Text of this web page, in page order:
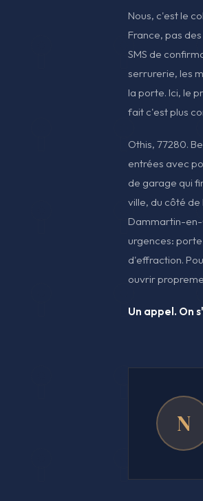
Nous, c'est le
France, pas
SMS de
serrurerie, les
la porte. Ici, le
fait c'est plus
Othis, 77280.
entrées avec
de garage qui
ville, du côté
Dammartin-en-
urgences:
d'effraction.
ouvrir
Un appel. On
N